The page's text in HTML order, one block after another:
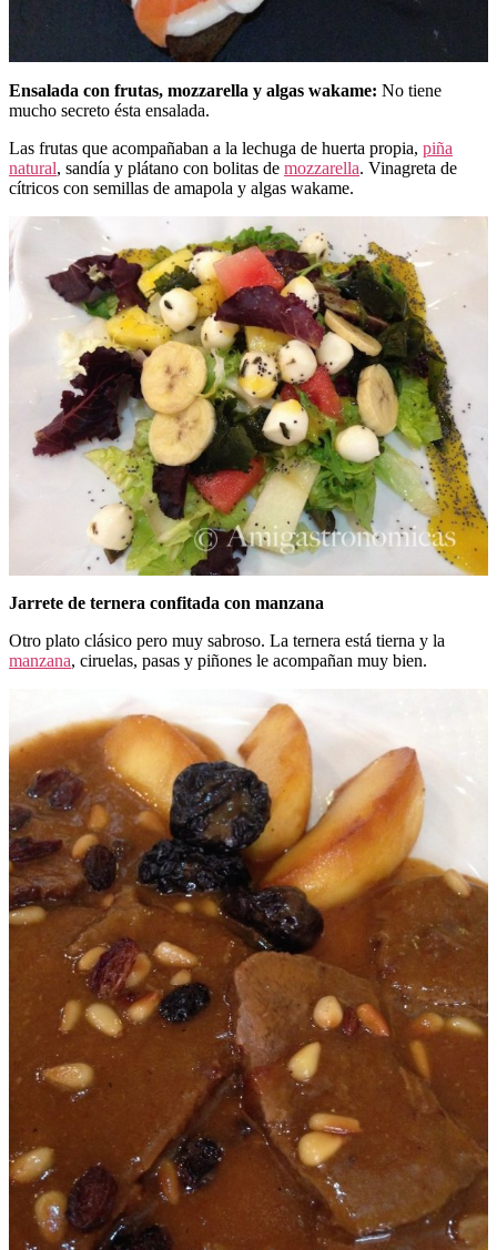
Ensalada con frutas, mozzarella y algas wakame: No tiene
mucho secreto ésta ensalada.
Las frutas que acompañaban a la lechuga de huerta propia, piña
natural, sandía y plátano con bolitas de mozzarella. Vinagreta de
cítricos con semillas de amapola y algas wakame.
Jarrete de ternera confitada con manzana
Otro plato clásico pero muy sabroso. La ternera está tierna y la
manzana, ciruelas, pasas y piñones le acompañan muy bien.